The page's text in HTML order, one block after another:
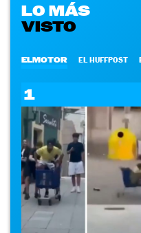
LO MÁS
VISTO
ELMOTOR EL HUFFPOST
1